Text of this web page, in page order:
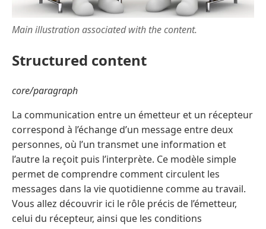
Main illustration associated with the content.
Structured content
core/paragraph
La communication entre un émetteur et un récepteur
correspond à l’échange d’un message entre deux
personnes, où l’un transmet une information et
l’autre la reçoit puis l’interprète. Ce modèle simple
permet de comprendre comment circulent les
messages dans la vie quotidienne comme au travail.
Vous allez découvrir ici le rôle précis de l’émetteur,
celui du récepteur, ainsi que les conditions